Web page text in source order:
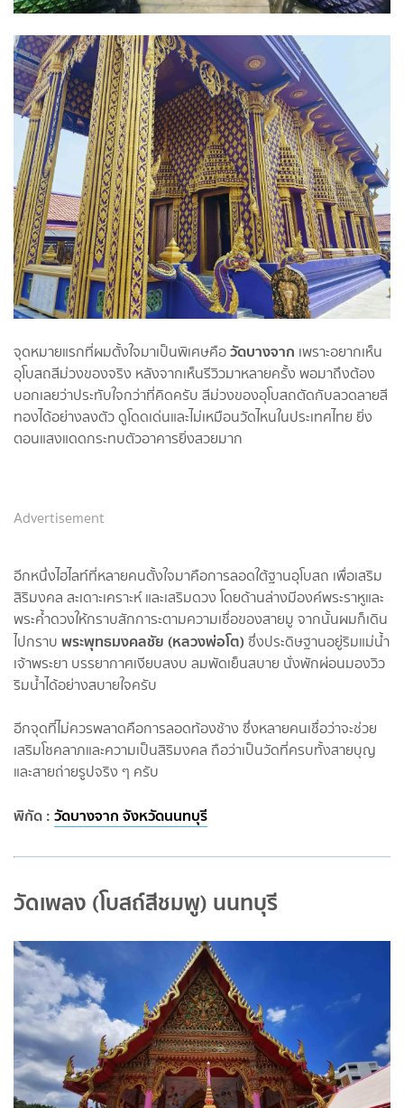
จุดหมายแรกที่ผมตั้งใจมาเป็นพิเศษคือวัดบางจาก เพราะอยากเห็น
อุโบสถสีม่วงของจริง หลังจากเห็นรีวิวมาหลายครั้ง พอมาถึงต้อง
บอกเลยว่าประทับใจกว่าที่คิดครับ สีม่วงของอุโบสถตัดกับลวดลายสี
ทองได้อย่างลงตัว ดูโดดเด่นและไม่เหมือนวัดไหนในประเทศไทย ยิ่ง
ตอนแสงแดดกระทบตัวอาคารยิ่งสวยมาก
Advertisement
อีกหนึ่งไฮไลท์ที่หลายคนตั้งใจมาคือการลอดใต้ฐานอุโบสถ เพื่อเสริม
สิริมงคล สะเดาะเคราะห์ และเสริมดวง โดยด้านล่างมีองค์พระราหูและ
พระค้ำดวงให้กราบสักการะตามความเชื่อของสายมู จากนั้นผมก็เดิน
ไปกราบ พระพุทธมงคลชัย (หลวงพ่อโต)ซึ่งประดิษฐานอยู่ริมแม่น้ำ
เจ้าพระยา บรรยากาศเงียบสงบ ลมพัดเย็นสบาย นั่งพักผ่อนมองวิว
ริมน้ำได้อย่างสบายใจครับ
อีกจุดที่ไม่ควรพลาดคือการลอดท้องช้าง ซึ่งหลายคนเชื่อว่าจะช่วย
เสริมโชคลาภและความเป็นสิริมงคล ถือว่าเป็นวัดที่ครบทั้งสายบุญ
และสายถ่ายรูปจริง ๆ ครับ
พิกัด :วัดบางจาก จังหวัดนนทบุรี
วัดเพลง (โบสถ์สีชมพู) นนทบุรี